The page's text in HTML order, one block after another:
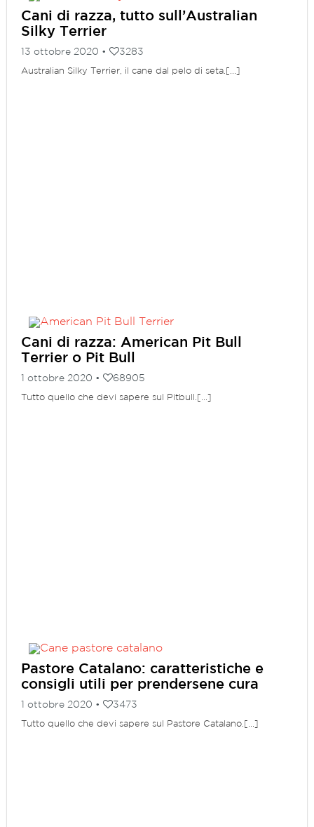
Cani di razza, tutto sull’Australian
Silky Terrier
13 ottobre 2020 • 3283
Australian Silky Terrier, il cane dal pelo di seta.[...]
Cani di razza: American Pit Bull
Terrier o Pit Bull
1 ottobre 2020 • 68905
Tutto quello che devi sapere sul Pitbull.[...]
Pastore Catalano: caratteristiche e
consigli utili per prendersene cura
1 ottobre 2020 • 3473
Tutto quello che devi sapere sul Pastore Catalano.[...]